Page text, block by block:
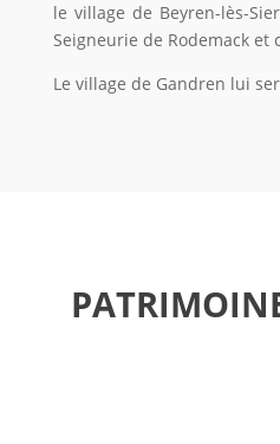
le village de Beyren-lès-
Seigneurie de Rodemack et
Le village de Gandren lui